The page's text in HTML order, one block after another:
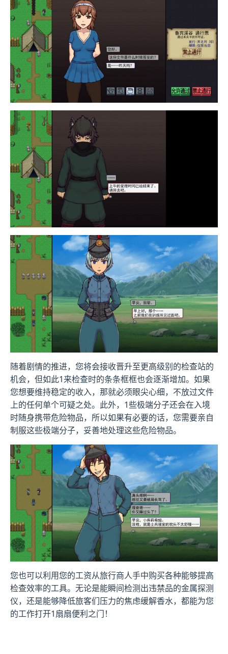
随着剧情的推进，您将会接收晋升至更高级别的检查站的
机会，但如此1来检查时的条条框框也会逐渐增加。如果
您想要维持稳定的收入，那就必须眼尖心细，不放过文件
上的任何单个可疑之处。此外，1些极端分子还会在入境
时随身携带危险物品，所以如果有必要的话，您需要亲自
制服这些极端分子，妥善地处理这些危险物品。
您也可以利用您的工资从旅行商人手中购买各种能够提高
检查效率的工具。无论是能瞬间检测出违禁品的金属探测
仪，还是能够降低旅客们压力的焦虑缓解香水，都能为您
的工作打开1扇扇便利之门！